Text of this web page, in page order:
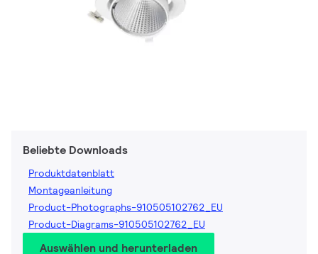
Beliebte Downloads
Produktdatenblatt
Montageanleitung
Product-Photographs-910505102762_EU
Product-Diagrams-910505102762_EU
Auswählen und herunterladen